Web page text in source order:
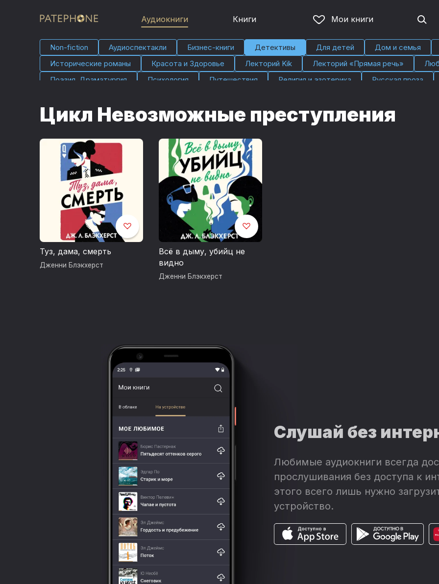
Аудиокниги Книги Мои книги
Non-fiction Аудио­спектакли Бизнес-книги Детективы Для детей
Дом и семья
Исторические романы
Красота и Здоровье Лекторий Kik Лекторий «Прямая речь»
Поэзия, Драматургия
Психология Путешествия Религия и эзотерика
Русская проза
Цикл Невозможные преступления
Туз, дама, смерть
Дженни Блэкхерст
Всё в дыму, убийц не
видно
Дженни Блэкхерст
Слушай без
Любимые аудиокниги всегда
прослушивания без доступа к
этого всего лишь нужно
устройство.